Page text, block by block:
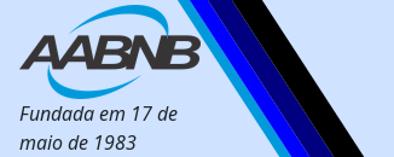
Fundada em 17 de
maio de 1983